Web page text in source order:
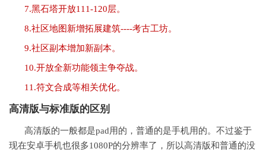
7.黑石塔开放111-120层。
8.社区地图新增拓展建筑----考古工坊。
9.社区副本增加新副本。
10.开放全新功能领主争夺战。
11.符文合成等相关优化。
高清版与标准版的区别
高清版的一般都是pad用的，普通的是手机用的。不过鉴于
现在安卓手机也很多1080P的分辨率了，所以高清版和普通的没